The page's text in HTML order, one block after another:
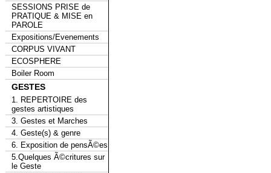
SESSIONS PRISE de
PRATIQUE & MISE en
PAROLE
Expositions/Evenements
CORPUS VIVANT
ECOSPHERE
Boiler Room
GESTES
1. REPERTOIRE des
gestes artistiques
3. Gestes et Marches
4. Geste(s) & genre
6. Exposition de pensÃ©es
5.Quelques Ã©critures sur
le Geste